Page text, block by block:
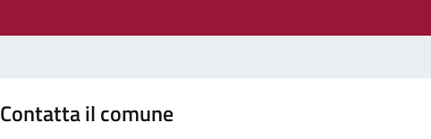
Contatta il comune